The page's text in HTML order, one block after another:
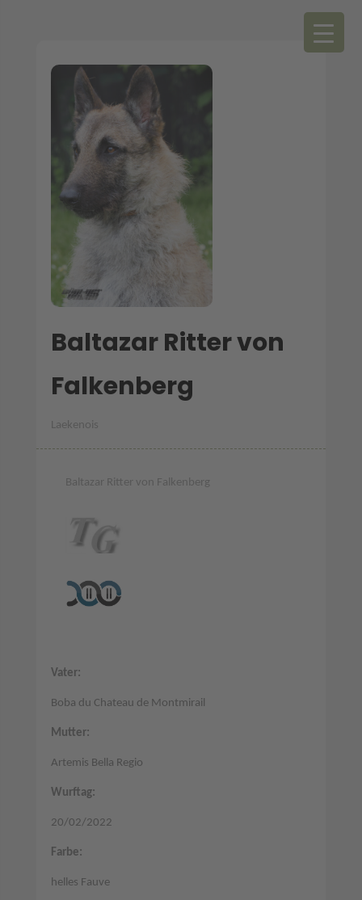
Baltazar Ritter von
Falkenberg
Laekenois
Baltazar Ritter von Falkenberg
Vater:
Boba du Chateau de Montmirail
Mutter:
Artemis Bella Regio
Wurftag:
20/02/2022
Farbe:
helles Fauve